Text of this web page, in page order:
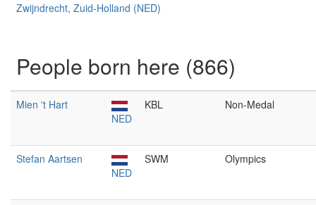
Zwijndrecht, Zuid-Holland (NED)
People born here (866)
Mien 't Hart
NED
KBL Non-Medal
Stefan Aartsen
NED
SWM Olympics